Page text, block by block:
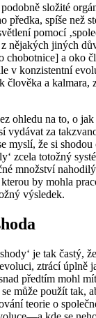
složité
předka, spíše než
pomocí
nějakých jiných
chobotnice] a oko
v konzistentní
člověka a kalmara,
ohledu na to, o
vydávat za
myslí, že si
zcela totožný
množství
by mohla
výsledek.
je tak častý,
ztrácí úplně
předtím mohl
může použít tak,
teorie o